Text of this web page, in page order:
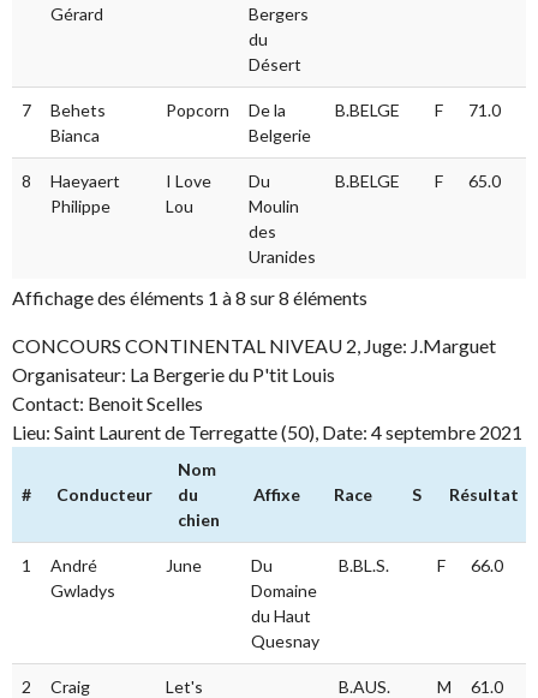
Gérard
Bergers
du
Désert
7
Behets
Bianca
Popcorn
De la
Belgerie
B.BELGE F 71.0
8
Haeyaert
Philippe
I Love
Lou
Du
Moulin
des
Uranides
B.BELGE F 65.0
Affichage des éléments 1 à 8 sur 8 éléments
CONCOURS CONTINENTAL NIVEAU 2, Juge: J.Marguet
Organisateur: La Bergerie du P'tit Louis
Contact: Benoit Scelles
Lieu: Saint Laurent de Terregatte (50), Date: 4 septembre 2021
# Conducteur
Nom
du
chien
Affixe Race S Résultat
# Conducteur
Nom du
Affixe Race S
1
André
Gwladys
June
Du
Domaine
du Haut
Quesnay
B.BL.S. F 66.0
2
Craig
Let's
B.AUS. M 61.0